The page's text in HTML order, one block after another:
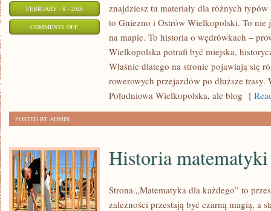
FEBRUARY - 8 - 2026
COMMENTS OFFON
WIELKOPOLSKI
znajdziesz tu materiały dla różnych
to Gniezno i Ostrów Wielkopolski. To nie
na mapie. To historia o wędrówkach –
Wielkopolska potrafi być miejska,
Właśnie dlatego na stronie pojawiają się
rowerowych przejazdów po dłuższe
Południowa Wielkopolska, ale blog [
POSTED BY ADMIN
Historia matematyki
Strona „Matematyka dla każdego” to
zależności przestają być czarną magią, a